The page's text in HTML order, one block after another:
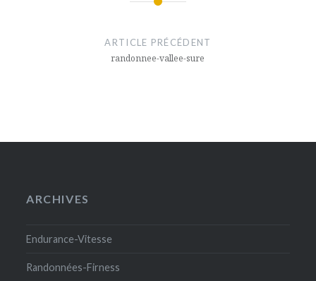
ARTICLE PRÉCÉDENT
randonnee-vallee-sure
ARCHIVES
Endurance-Vitesse
Randonnées-Firness